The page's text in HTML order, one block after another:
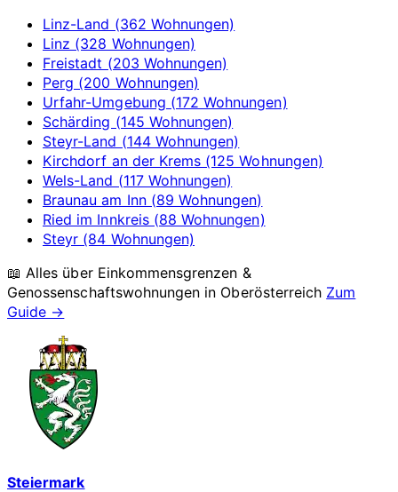
Linz-Land (362 Wohnungen)
Linz (328 Wohnungen)
Freistadt (203 Wohnungen)
Perg (200 Wohnungen)
Urfahr-Umgebung (172 Wohnungen)
Schärding (145 Wohnungen)
Steyr-Land (144 Wohnungen)
Kirchdorf an der Krems (125 Wohnungen)
Wels-Land (117 Wohnungen)
Braunau am Inn (89 Wohnungen)
Ried im Innkreis (88 Wohnungen)
Steyr (84 Wohnungen)
📖 Alles über Einkommensgrenzen &
Genossenschaftswohnungen in Oberösterreich Zum
Guide →
Steiermark